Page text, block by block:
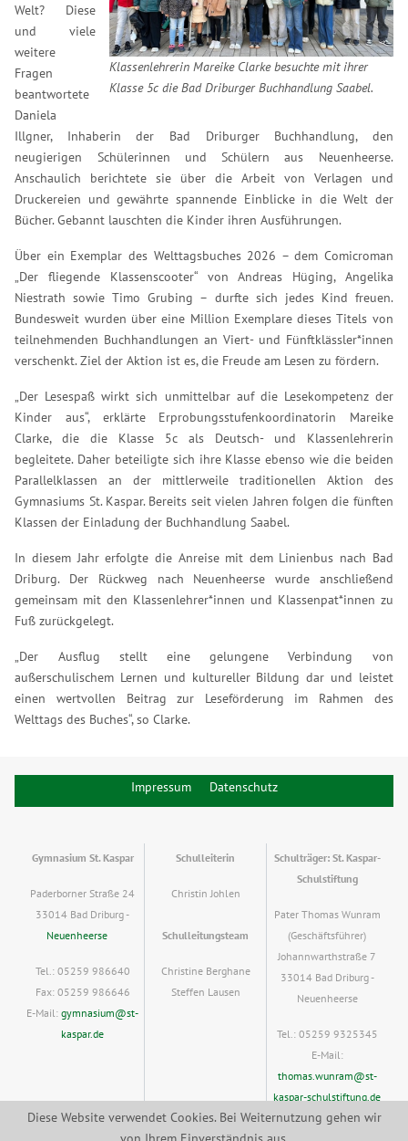
Klassenlehrerin Mareike Clarke besuchte mit ihrer
Klasse 5c die Bad Driburger Buchhandlung Saabel.
Welt? Diese
und viele
weitere
Fragen
beantwortete
Daniela
Illgner, Inhaberin der Bad Driburger Buchhandlung, den
neugierigen Schülerinnen und Schülern aus Neuenheerse.
Anschaulich berichtete sie über die Arbeit von Verlagen und
Druckereien und gewährte spannende Einblicke in die Welt der
Bücher. Gebannt lauschten die Kinder ihren Ausführungen.
Über ein Exemplar des Welttagsbuches 2026 – dem Comicroman
„Der fliegende Klassenscooter“ von Andreas Hüging, Angelika
Niestrath sowie Timo Grubing – durfte sich jedes Kind freuen.
Bundesweit wurden über eine Million Exemplare dieses Titels von
teilnehmenden Buchhandlungen an Viert- und Fünftklässler*innen
verschenkt. Ziel der Aktion ist es, die Freude am Lesen zu fördern.
„Der Lesespaß wirkt sich unmittelbar auf die Lesekompetenz der
Kinder aus“, erklärte Erprobungsstufenkoordinatorin Mareike
Clarke, die die Klasse 5c als Deutsch- und Klassenlehrerin
begleitete. Daher beteiligte sich ihre Klasse ebenso wie die beiden
Parallelklassen an der mittlerweile traditionellen Aktion des
Gymnasiums St. Kaspar. Bereits seit vielen Jahren folgen die fünften
Klassen der Einladung der Buchhandlung Saabel.
In diesem Jahr erfolgte die Anreise mit dem Linienbus nach Bad
Driburg. Der Rückweg nach Neuenheerse wurde anschließend
gemeinsam mit den Klassenlehrer*innen und Klassenpat*innen zu
Fuß zurückgelegt.
„Der Ausflug stellt eine gelungene Verbindung von
außerschulischem Lernen und kultureller Bildung dar und leistet
einen wertvollen Beitrag zur Leseförderung im Rahmen des
Welttags des Buches“, so Clarke.
Impressum Datenschutz
Gymnasium St. Kaspar
Paderborner Straße 24
33014 Bad Driburg -
Neuenheerse
Tel.: 05259 986640
Fax: 05259 986646
E-Mail: gymnasium@st-
kaspar.de
Schulleiterin
Christin Johlen
Schulleitungsteam
Christine Berghane
Steffen Lausen
Schulträger: St. Kaspar-
Schulstiftung
Pater Thomas Wunram
(Geschäftsführer)
Johannwarthstraße 7
33014 Bad Driburg -
Neuenheerse
Tel.: 05259 9325345
E-Mail:
thomas.wunram@st-
kaspar-schulstiftung.de
Diese Website verwendet Cookies. Bei Weiternutzung gehen wir